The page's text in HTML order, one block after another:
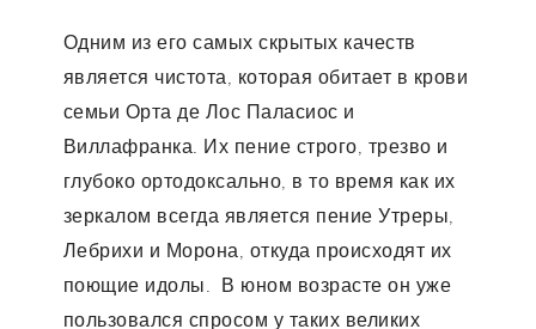
Одним из его самых скрытых качеств
является чистота, которая обитает в крови
семьи Орта де Лос Паласиос и
Виллафранка. Их пение строго, трезво и
глубоко ортодоксально, в то время как их
зеркалом всегда является пение Утреры,
Лебрихи и Морона, откуда происходят их
поющие идолы. В юном возрасте он уже
пользовался спросом у таких великих